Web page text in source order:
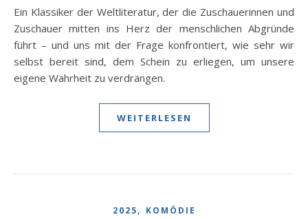
Ein Klassiker der Weltliteratur, der die Zuschauerinnen und
Zuschauer mitten ins Herz der menschlichen Abgründe
führt – und uns mit der Frage konfrontiert, wie sehr wir
selbst bereit sind, dem Schein zu erliegen, um unsere
eigene Wahrheit zu verdrängen.
WEITERLESEN
2025, KOMÖDIE